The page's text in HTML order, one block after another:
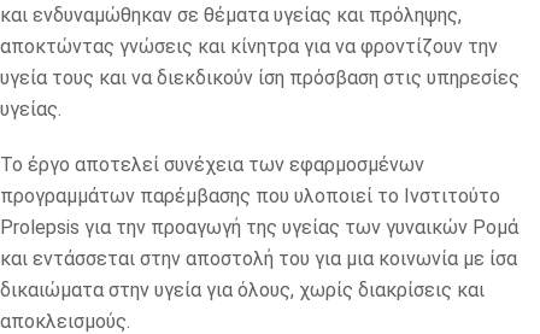
και ενδυναμώθηκαν σε θέματα υγείας και πρόληψης,
αποκτώντας γνώσεις και κίνητρα για να φροντίζουν την
υγεία τους και να διεκδικούν ίση πρόσβαση στις υπηρεσίες
υγείας.
Το έργο αποτελεί συνέχεια των εφαρμοσμένων
προγραμμάτων παρέμβασης που υλοποιεί το Ινστιτούτο
Prolepsis για την προαγωγή της υγείας των γυναικών Ρομά
και εντάσσεται στην αποστολή του για μια κοινωνία με ίσα
δικαιώματα στην υγεία για όλους, χωρίς διακρίσεις και
αποκλεισμούς.